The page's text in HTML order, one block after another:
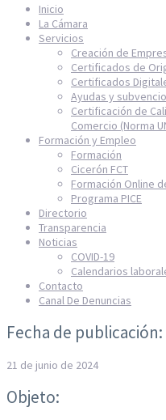
Inicio
La Cámara
Servicios
Creación de
Certificados de
Certificados
Ayudas y
Certificación de
Comercio (Norma
Formación y Empleo
Formación
Cicerón FCT
Formación Online
Programa PICE
Directorio
Transparencia
Noticias
COVID-19
Calendarios
Contacto
Canal De Denuncias
Fecha de publicación:
21 de junio de 2024
Objeto: